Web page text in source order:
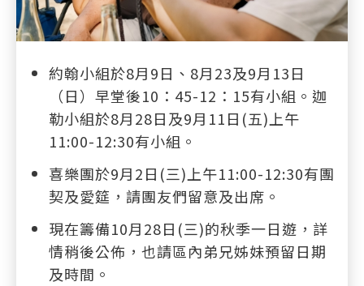
約翰小組於8月9日、8月23及9月13日
（日）早堂後10：45-12：15有小組。迦
勒小組於8月28日及9月11日(五)上午
11:00-12:30有小組。
喜樂團於9月2日(三)上午11:00-12:30有團
契及愛筵，請團友們留意及出席。
現在籌備10月28日(三)的秋季一日遊，詳
情稍後公佈，也請區內弟兄姊妹預留日期
及時間。